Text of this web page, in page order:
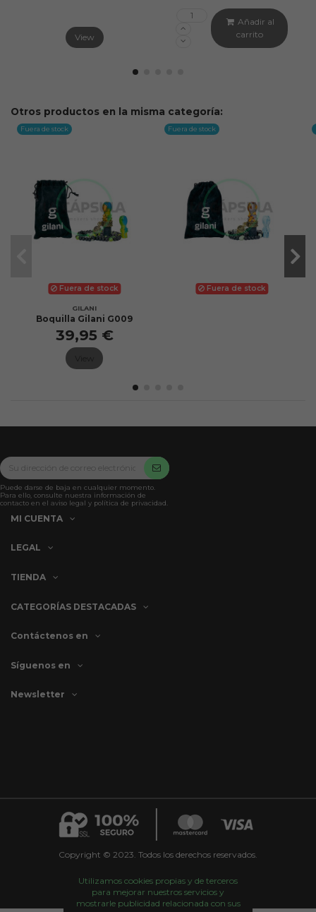
View
Añadir al
carrito
Otros productos en la misma categoría:
Fuera de stock
Fuera de stock
GILANI
Boquilla Gilani G009
39,95 €
Fuera de stock
Fuera de stock
Puede darse de baja en cualquier momento.
Para ello, consulte nuestra información de
contacto en el aviso legal y política de privacidad.
MI CUENTA
LEGAL
TIENDA
CATEGORÍAS DESTACADAS
Contáctenos en
Síguenos en
Newsletter
Copyright © 2023. Todos los derechos reservados.
Utilizamos cookies propias y de terceros
para mejorar nuestros servicios y
mostrarle publicidad relacionada con sus